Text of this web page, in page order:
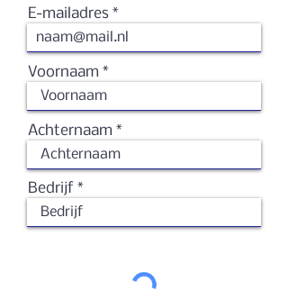
E-mailadres
Voornaam
Achternaam
Bedrijf